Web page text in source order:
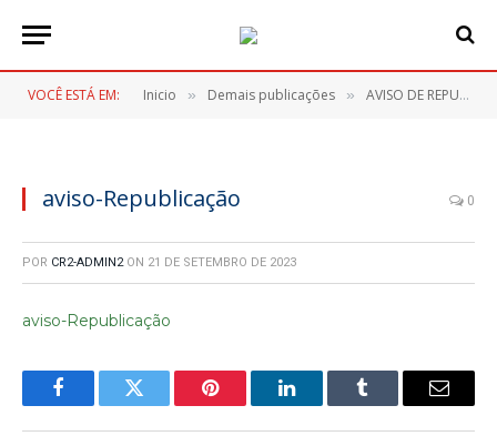
VOCÊ ESTÁ EM: Inicio » Demais publicações » AVISO DE REPUBLICAÇÃO DISPENSA ELETRÔNICA Nº 026/2023
aviso-Republicação 0
POR CR2-ADMIN2 ON 21 DE SETEMBRO DE 2023
aviso-Republicação
FacebookTwitter Pinterest LinkedInTumblr
E-